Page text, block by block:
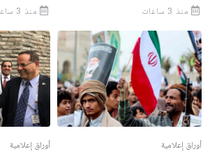
منذ 3 ساعات منذ 3 ساعات
أوراق إعلامية أوراق إعلامية